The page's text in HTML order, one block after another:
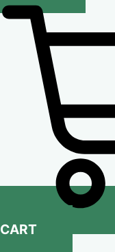
CART